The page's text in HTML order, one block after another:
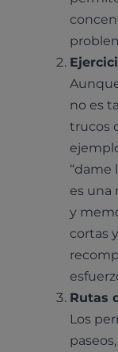
no es
trucos
“dame
es una
y
cortas
Rutas
Los